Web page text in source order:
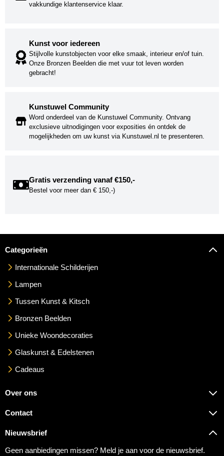
vakkundige klantenservice klaar.
Kunst voor iedereen
Stijlvolle kunstobjecten voor elke smaak, interieur en/of tuin.
Onze Bronzen Beelden die met vuur tot leven worden
gebracht!
Kunstuwel Community
Word onderdeel van de Kunstuwel Community. Ontvang
exclusieve uitnodigingen voor exposities én ontdek de
mogelijkheden om uw kunst via Kunstuwel.nl te presenteren.
Gratis verzending vanaf €150,-
Bestel voor meer dan € 150,-)
Categorieën
Internationale Schilderijen
Lampen
Tussen Kunst & Kitsch
Bronzen Beelden
Unieke Woondecoraties
Glaskunst & Edelstenen
Cadeaus
Over ons
Contact
Nieuwsbrief
Geen aanbiedingen missen? Meld je aan voor de nieuwsbrief.